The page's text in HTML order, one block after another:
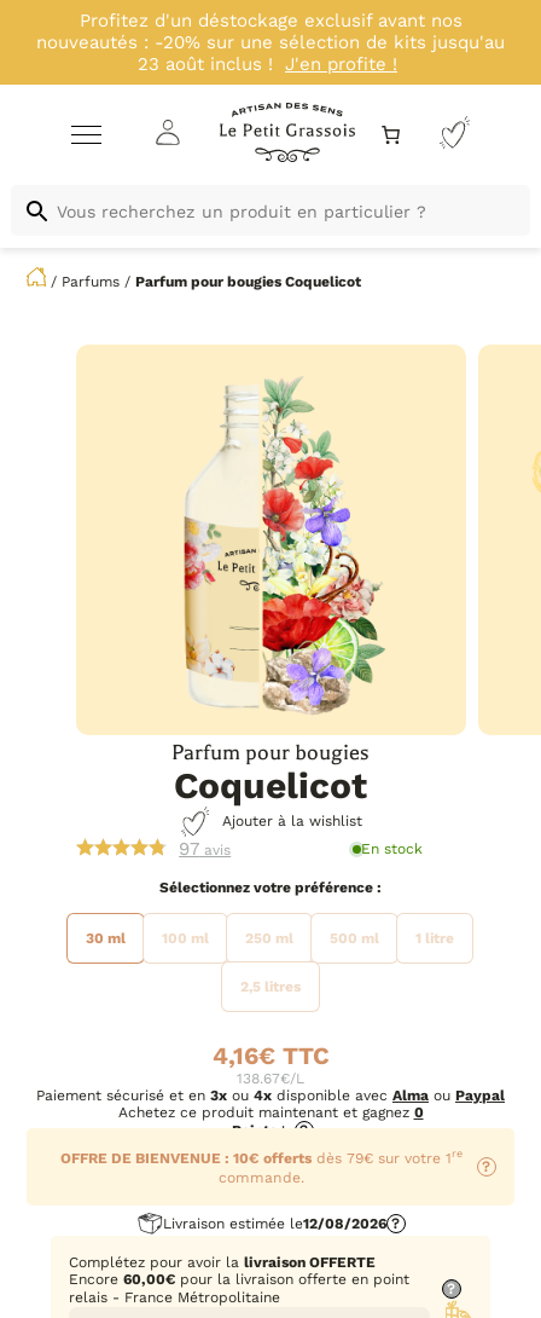
Profitez d'un déstockage exclusif avant nos
nouveautés : -20% sur une sélection de kits jusqu'au
23 août inclus !
J'en profite !
/ Parfums /Parfum pour bougiesCoquelicot
Parfum pour bougies
Coquelicot
Ajouter à la wishlist
97 avis En stock
préférence
30 ml 100 ml 250 ml 500 ml 1 litre
2,5 litres
4,16€
138.67€/L
Paiement sécurisé et en 3x ou 4x disponible avec Alma ou Paypal
Achetez ce produit maintenant et gagnez 0
Points! ?
Livraison estimée le12/08/2026 ?
Complétez pour avoir lalivraison OFFERTE
Encore60,00€ pour la livraison offerte en point
relais - France Métropolitaine
?
OFFRE DE BIENVENUE : 10€ offertsdès 79€ sur votre 1 re
commande.
?